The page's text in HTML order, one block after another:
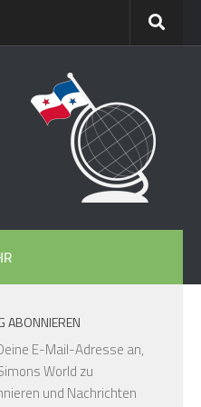
ABONNIEREN
E-Mail-Adresse an,
World zu
und Nachrichten